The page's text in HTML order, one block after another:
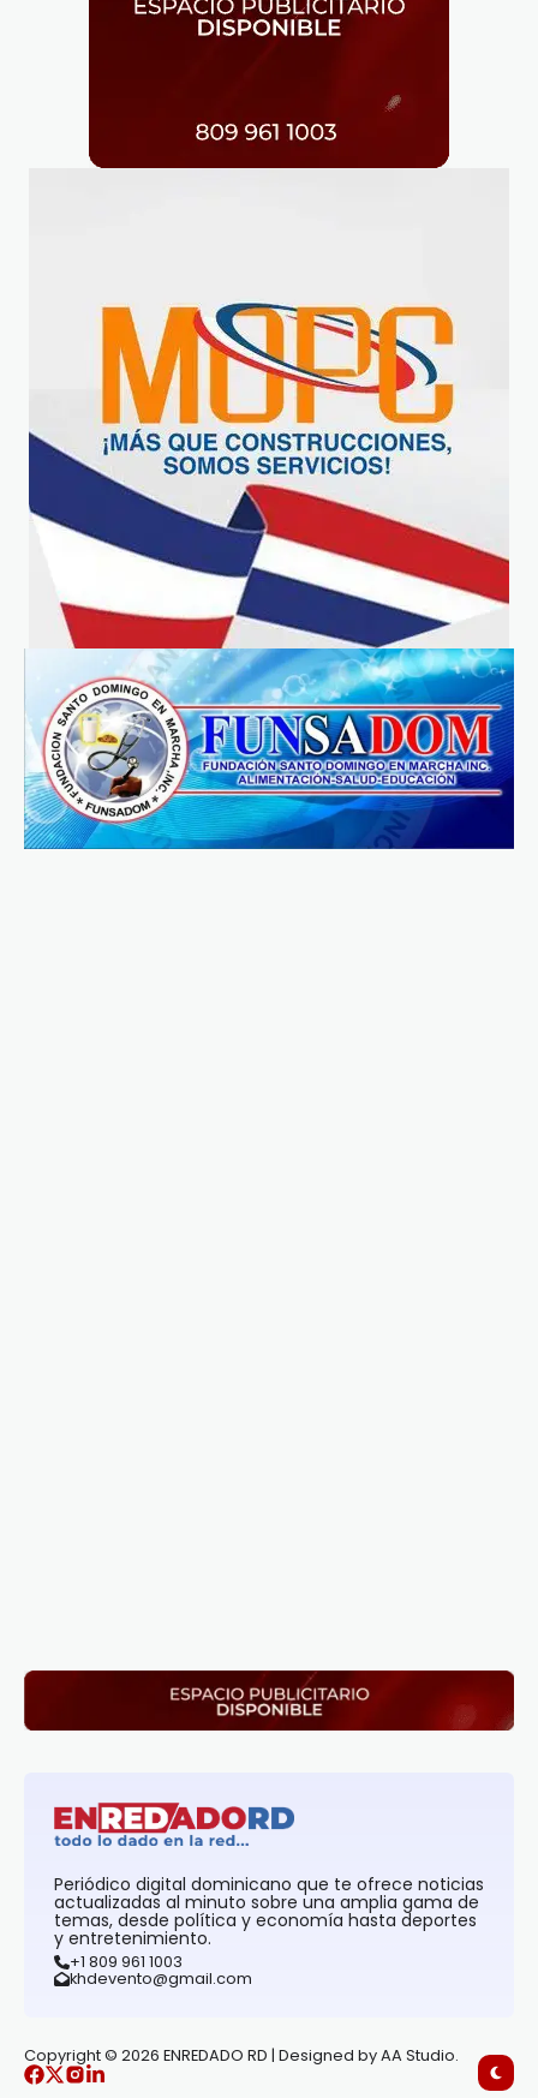
Periódico digital dominicano que te ofrece noticias
actualizadas al minuto sobre una amplia gama de
temas, desde política y economía hasta deportes
y entretenimiento.
+1 809 961 1003
khdevento@gmail.com
Copyright © 2026 ENREDADO RD | Designed by AA Studio.